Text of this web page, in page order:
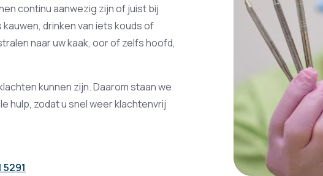
continu aanwezig zijn of juist bij
drinken van iets kouds of
naar uw kaak, oor of zelfs hoofd,
kunnen zijn. Daarom staan we
hulp, zodat u snel weer klachtenvrij
5291